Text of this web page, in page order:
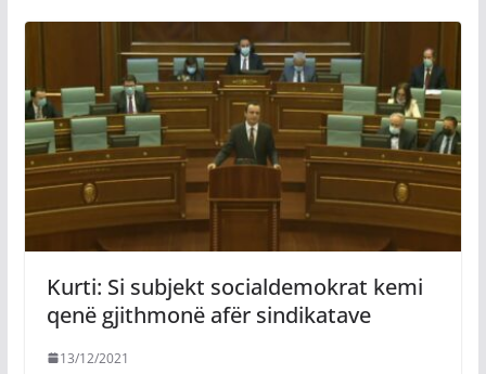
Kurti: Si subjekt socialdemokrat kemi
qenë gjithmonë afër sindikatave
13/12/2021